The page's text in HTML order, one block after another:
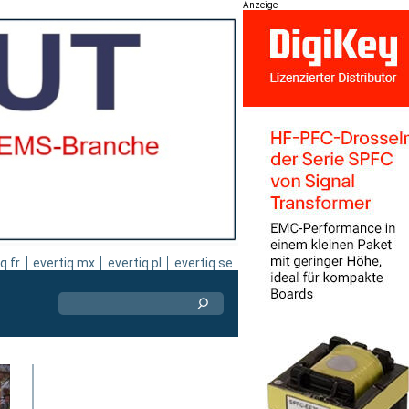
evertiq.mx evertiq.pl evertiq.se
Anzeige